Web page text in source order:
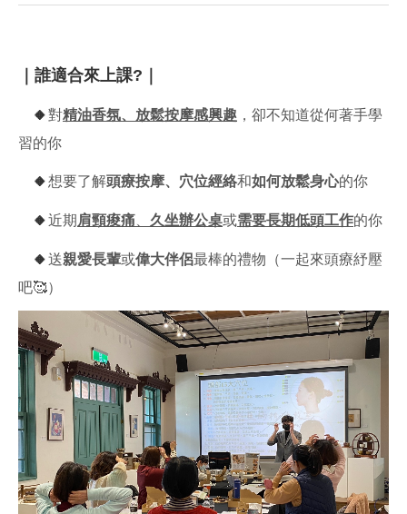
｜誰適合來上課?｜
🔸對精油香氛、放鬆按摩感興趣 ，卻不知道從何著手學
習的你
🔸想要了解頭療按摩、穴位經絡和如何放鬆身心的你
🔸近期 肩頸痠痛 久坐辦公桌或需要長期低頭工作的你
🔸送親愛長輩或偉大伴侶最棒的禮物（一起來頭療紓壓
吧🥰）